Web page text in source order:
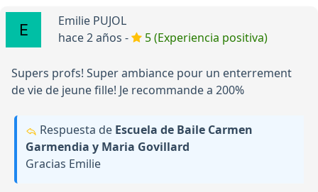
Emilie PUJOL
hace 2 años -
5 (Experiencia positiva)
Supers profs! Super ambiance pour un enterrement
de vie de jeune fille! Je recommande a 200%
Respuesta de Escuela de Baile Carmen
Garmendia y Maria Govillard
Gracias Emilie